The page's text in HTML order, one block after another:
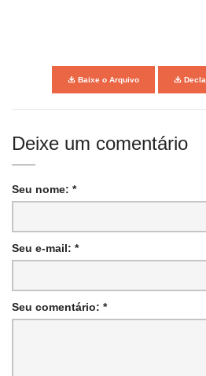
Baixe o Arquivo
Deixe um comentário
Seu nome: *
Seu e-mail: *
Seu comentário: *